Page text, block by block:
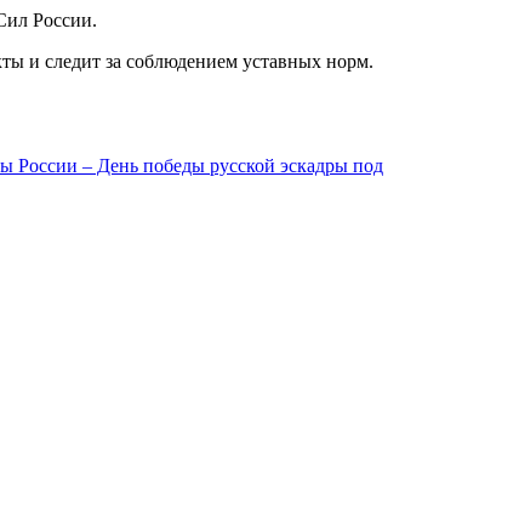
России.
и следит за соблюдением уставных норм.
России – День победы русской эскадры под